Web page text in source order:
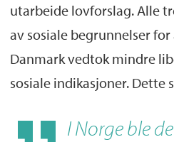
utarbeide lovforslag. Alle
av sosiale begrunnelser
Danmark vedtok mindre
sosiale indikasjoner. Dette
I Norge ble